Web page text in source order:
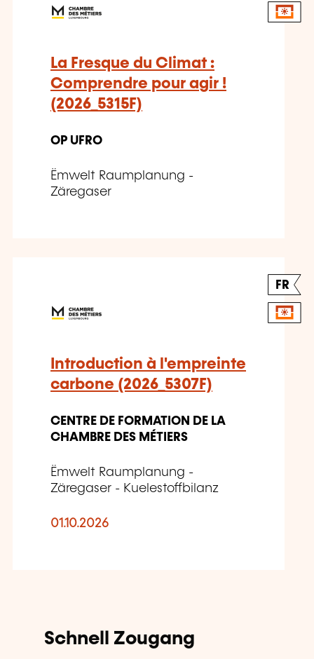
La Fresque du Climat :
Comprendre pour agir !
(2026_5315F)
OP UFRO
Ëmwelt Raumplanung -
Zäregaser
FR
Introduction à l'empreinte
carbone (2026_5307F)
CENTRE DE FORMATION DE LA
CHAMBRE DES MÉTIERS
Ëmwelt Raumplanung -
Zäregaser - Kuelestoffbilanz
01.10.2026
Schnell Zougang